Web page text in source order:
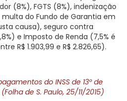
(8%), FGTS (8%), indenização
do Fundo de Garantia em
causa), seguro contra
e Imposto de Renda (7,5% é
R$ 1.903,99 e R$ 2.826,65).
do INSS de 13º de
de S. Paulo, 25/11/2015)